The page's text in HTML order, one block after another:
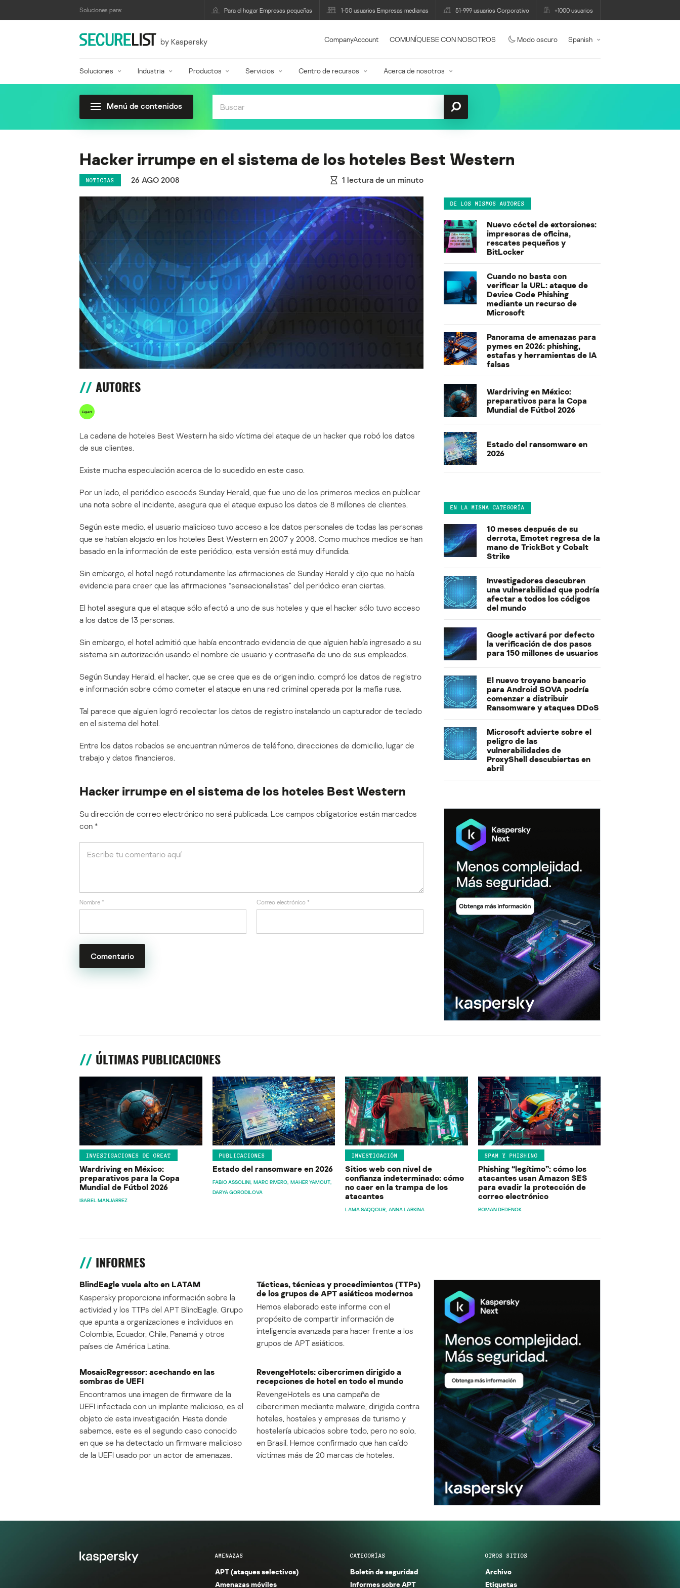
Soluciones para: Para el hogar Empresas pequeñas 1-50 usuarios Empresas medianas 51-999 usuarios Corporativo +1000 usuarios
by Kaspersky CompanyAccount COMUNÍQUESE CON NOSOTROS Modo oscuro Spanish
Soluciones Industria Productos Servicios Centro de recursos Acerca de nosotros
Menú de contenidos
Hacker irrumpe en el sistema de los hoteles Best Western
NOTICIAS 26 AGO 2008 1 lectura de un minuto
AUTORES
La cadena de hoteles Best Western ha sido víctima del ataque de un hacker que robó los datos
de sus clientes.
Existe mucha especulación acerca de lo sucedido en este caso.
Por un lado, el periódico escocés Sunday Herald, que fue uno de los primeros medios en publicar
una nota sobre el incidente, asegura que el ataque expuso los datos de 8 millones de clientes.
Según este medio, el usuario malicioso tuvo acceso a los datos personales de todas las personas
que se habían alojado en los hoteles Best Western en 2007 y 2008. Como muchos medios se han
basado en la información de este periódico, esta versión está muy difundida.
Sin embargo, el hotel negó rotundamente las afirmaciones de Sunday Herald y dijo que no había
evidencia para creer que las afirmaciones “sensacionalistas” del periódico eran ciertas.
El hotel asegura que el ataque sólo afectó a uno de sus hoteles y que el hacker sólo tuvo acceso
a los datos de 13 personas.
Sin embargo, el hotel admitió que había encontrado evidencia de que alguien había ingresado a su
sistema sin autorización usando el nombre de usuario y contraseña de uno de sus empleados.
Según Sunday Herald, el hacker, que se cree que es de origen indio, compró los datos de registro
e información sobre cómo cometer el ataque en una red criminal operada por la mafia rusa.
Tal parece que alguien logró recolectar los datos de registro instalando un capturador de teclado
en el sistema del hotel.
Entre los datos robados se encuentran números de teléfono, direcciones de domicilio, lugar de
trabajo y datos financieros.
Hacker irrumpe en el sistema de los hoteles Best Western
Su dirección de correo electrónico no será publicada. Los campos obligatorios están marcados
con *
Nombre * Correo electrónico *
DE LOS MISMOS AUTORES
Nuevo cóctel de extorsiones:
impresoras de oficina,
rescates pequeños y
BitLocker
Cuando no basta con
verificar la URL: ataque de
Device Code Phishing
mediante un recurso de
Microsoft
Panorama de amenazas para
pymes en 2026: phishing,
estafas y herramientas de IA
falsas
Wardriving en México:
preparativos para la Copa
Mundial de Fútbol 2026
Estado del ransomware en
2026
EN LA MISMA CATEGORÍA
10 meses después de su
derrota, Emotet regresa de la
mano de TrickBot y Cobalt
Strike
Investigadores descubren
una vulnerabilidad que podría
afectar a todos los códigos
del mundo
Google activará por defecto
la verificación de dos pasos
para 150 millones de usuarios
El nuevo troyano bancario
para Android SOVA podría
comenzar a distribuir
Ransomware y ataques DDoS
Microsoft advierte sobre el
peligro de las
vulnerabilidades de
ProxyShell descubiertas en
abril
ÚLTIMAS PUBLICACIONES
INVESTIGACIONES DE GREAT
Wardriving en México:
preparativos para la Copa
Mundial de Fútbol 2026
ISABEL MANJARREZ
PUBLICACIONES
Estado del ransomware en 2026
FABIO ASSOLINI MARC RIVERO MAHER YAMOUT
DARYA GORODILOVA
INVESTIGACIÓN
Sitios web con nivel de
confianza indeterminado: cómo
no caer en la trampa de los
atacantes
LAMA SAQQOUR ANNA LARKINA
SPAM Y PHISHING
Phishing “legítimo”: cómo los
atacantes usan Amazon SES
para evadir la protección de
correo electrónico
ROMAN DEDENOK
INFORMES
BlindEagle vuela alto en LATAM
Kaspersky proporciona información sobre la
actividad y los TTPs del APT BlindEagle. Grupo
que apunta a organizaciones e individuos en
Colombia, Ecuador, Chile, Panamá y otros
países de América Latina.
Tácticas, técnicas y procedimientos (TTPs)
de los grupos de APT asiáticos modernos
Hemos elaborado este informe con el
propósito de compartir información de
inteligencia avanzada para hacer frente a los
grupos de APT asiáticos.
MosaicRegressor: acechando en las
sombras de UEFI
Encontramos una imagen de firmware de la
UEFI infectada con un implante malicioso, es el
objeto de esta investigación. Hasta donde
sabemos, este es el segundo caso conocido
en que se ha detectado un firmware malicioso
de la UEFI usado por un actor de amenazas.
RevengeHotels: cibercrimen dirigido a
recepciones de hotel en todo el mundo
RevengeHotels es una campaña de
cibercrimen mediante malware, dirigida contra
hoteles, hostales y empresas de turismo y
hostelería ubicados sobre todo, pero no solo,
en Brasil. Hemos confirmado que han caído
víctimas más de 20 marcas de hoteles.
AMENAZAS
APT (ataques selectivos)
Amenazas móviles
CATEGORÍAS
Boletín de seguridad
Informes sobre APT
OTROS SITIOS
Archivo
Etiquetas